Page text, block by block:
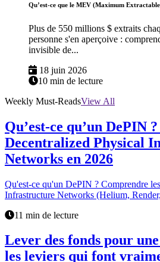
Qu’est-ce que le MEV (Maximum
Plus de 550 millions $ extraits
personne s'en aperçoive :
invisible de...
18 juin 2026
10 min de lecture
Weekly Must-ReadsView All
Qu’est-ce qu’un DePIN
Decentralized Physical
Networks en 2026
Qu'est-ce qu'un DePIN ? Comprendre
Infrastructure Networks (Helium,
11 min de lecture
Lever des fonds pour
les leviers qui font